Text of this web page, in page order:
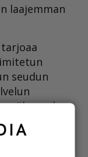
laajemman
seudun
näkyvyyden
nykyisille ja
Median